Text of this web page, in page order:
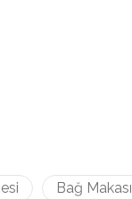
Bağ Makası